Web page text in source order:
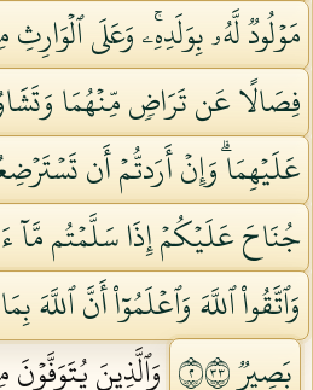
مَوۡلُودٞ لَّهُۥ بِوَلَدِهِۦۚ وَعَلَى
فِصَالًا عَن تَرَاضٖ مِّنۡهُمَا
عَلَيۡهِمَاۗ وَإِنۡ أَرَدتُّمۡ أَن
جُنَاحَ عَلَيۡكُمۡ إِذَا سَلَّمۡتُم مَّآ
وَٱتَّقُواْ ٱللَّهَ وَٱعۡلَمُوٓاْ أَنَّ ٱللَّهَ
بَصِيرٞ ٢٣٣
وَٱلَّذِينَ